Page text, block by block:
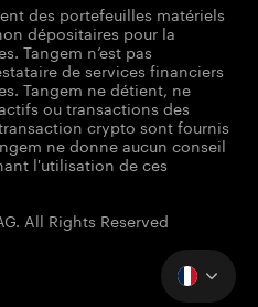
des portefeuilles matériels
dépositaires pour la
Tangem n’est pas
de services financiers
Tangem ne détient, ne
ou transactions des
crypto sont fournis
ne donne aucun conseil
l'utilisation de ces